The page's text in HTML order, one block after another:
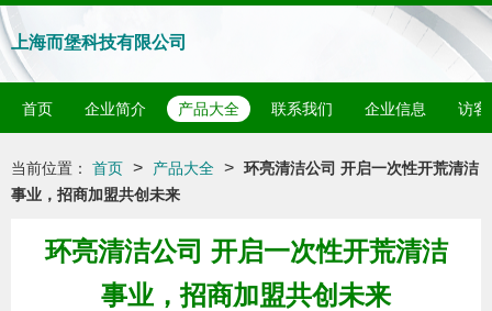
上海而堡科技有限公司
首页 企业简介 产品大全 联系我们 企业信息 访客
当前位置： 首页 > 产品大全 > 环亮清洁公司 开启一次性开荒清洁
事业，招商加盟共创未来
环亮清洁公司 开启一次性开荒清洁
事业，招商加盟共创未来